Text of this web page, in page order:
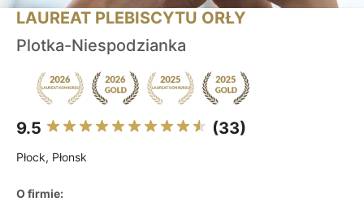
LAUREAT PLEBISCYTU ORŁY
Plotka-Niespodzianka
9.5 (33)
Płock, Płonsk
O firmie: